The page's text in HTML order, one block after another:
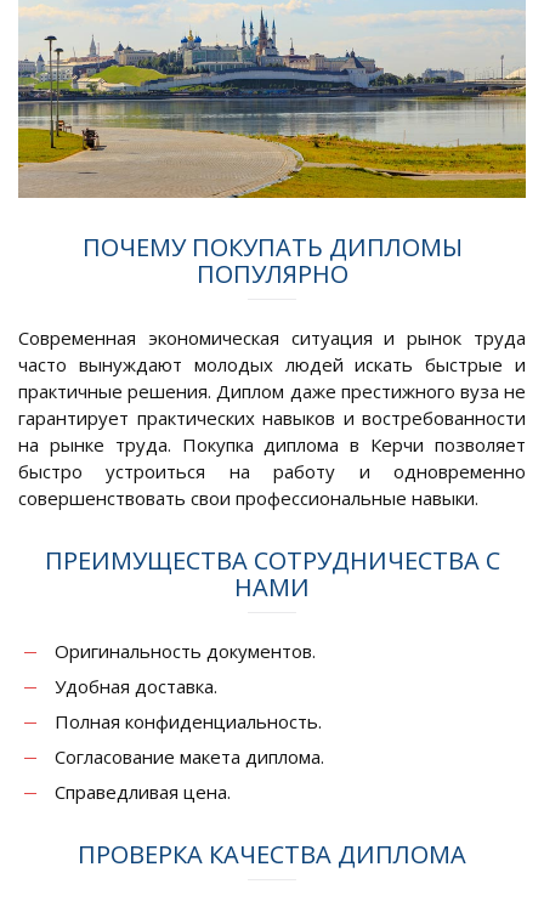
ПОЧЕМУ ПОКУПАТЬ ДИПЛОМЫ
ПОПУЛЯРНО
Современная экономическая ситуация и рынок труда
часто вынуждают молодых людей искать быстрые и
практичные решения. Диплом даже престижного вуза не
гарантирует практических навыков и востребованности
на рынке труда. Покупка диплома в Керчи позволяет
быстро устроиться на работу и одновременно
совершенствовать свои профессиональные навыки.
ПРЕИМУЩЕСТВА СОТРУДНИЧЕСТВА С
НАМИ
Оригинальность документов.
Удобная доставка.
Полная конфиденциальность.
Согласование макета диплома.
Справедливая цена.
ПРОВЕРКА КАЧЕСТВА ДИПЛОМА